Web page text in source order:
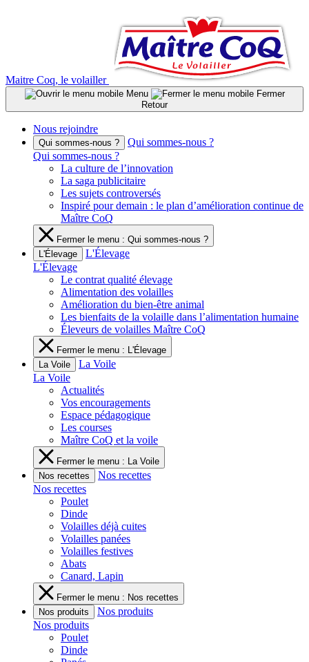
Maitre Coq, le volailler
Menu
Fermer
Retour
Nous rejoindre
Qui sommes-nous ?
Qui sommes-nous ?
Qui sommes-nous ?
La culture de l’innovation
La saga publicitaire
Les sujets controversés
Inspiré pour demain : le plan d’amélioration continue de
Maître CoQ
Fermer le menu : Qui sommes-nous ?
L'Élevage
L'Élevage
L'Élevage
Le contrat qualité élevage
Alimentation des volailles
Amélioration du bien-être animal
Les bienfaits de la volaille dans l’alimentation humaine
Éleveurs de volailles Maître CoQ
Fermer le menu : L'Élevage
La Voile
La Voile
La Voile
Actualités
Vos encouragements
Espace pédagogique
Les courses
Maître CoQ et la voile
Fermer le menu : La Voile
Nos recettes
Nos recettes
Nos recettes
Poulet
Dinde
Volailles déjà cuites
Volailles panées
Volailles festives
Abats
Canard, Lapin
Fermer le menu : Nos recettes
Nos produits
Nos produits
Nos produits
Poulet
Dinde